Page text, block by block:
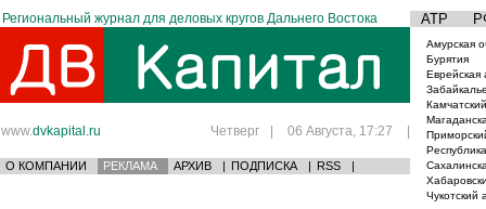
Региональный журнал для деловых кругов Дальнего Востока АТР
www.dvkapital.ru Четверг | 06 Августа, 17:27 |
О КОМПАНИИ РЕКЛАМА АРХИВ | ПОДПИСКА | RSS |
Амурская
Бурятия
Еврейская
Чукотский